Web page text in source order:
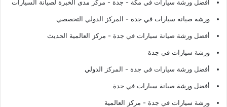
أفضل ورشة سيارات في مكة - جدة - مركز مدى الخبرة لصيانة السيارات
ورشة صيانة سيارات في جدة - المركز الدولي التخصصي
أفضل ورشة صيانة سيارات في جدة - مركز العالمية الحديث
ورشة سيارات في جدة
أفضل ورشة سيارات في جدة - المركز الدولي
أفضل ورشة صيانة سيارات في جدة
ورشة سيارات في جدة - مركز العالمية